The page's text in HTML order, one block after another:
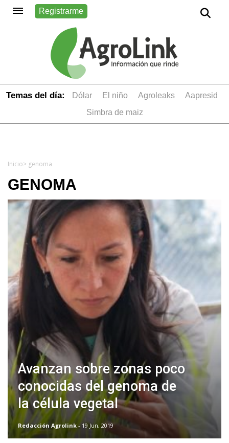
Registrarme
Temas del día: dólar el niño Agroleaks
aapresid
simbra de maiz
Inicio> genoma
GENOMA
Avanzan sobre zonas poco
conocidas del genoma de
la célula vegetal
Redacción Agrolink - 19 Jun, 2019